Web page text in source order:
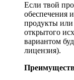
Если твой
обеспечения
продукты или
открытого
вариантом
лицензия).